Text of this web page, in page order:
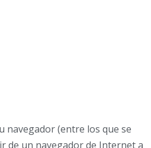
navegador (entre los que se
de un navegador de Internet a